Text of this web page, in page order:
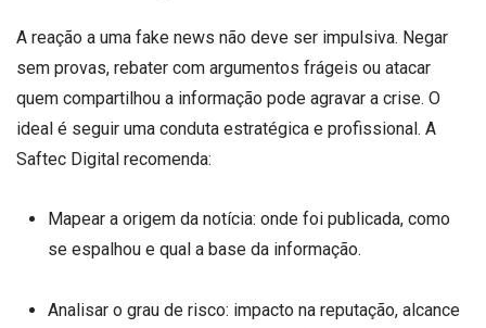
A reação a uma fake news não deve ser impulsiva. Negar
sem provas, rebater com argumentos frágeis ou atacar
quem compartilhou a informação pode agravar a crise. O
ideal é seguir uma conduta estratégica e profissional. A
Saftec Digital recomenda:
Mapear a origem da notícia: onde foi publicada, como
se espalhou e qual a base da informação.
Analisar o grau de risco: impacto na reputação, alcance